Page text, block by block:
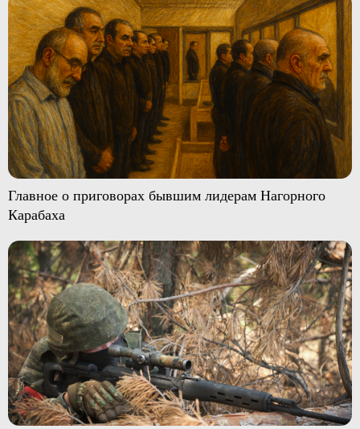
Главное о приговорах бывшим лидерам Нагорного
Карабаха